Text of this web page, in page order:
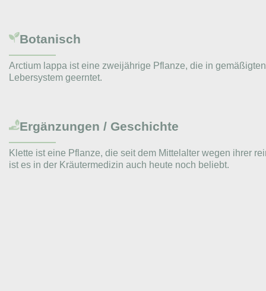
Botanisch
Arctium lappa ist eine zweijährige Pflanze, die in
Lebersystem geerntet.
Ergänzungen / Geschichte
Klette ist eine Pflanze, die seit dem Mittelalter wegen ihrer
ist es in der Kräutermedizin auch heute noch beliebt.